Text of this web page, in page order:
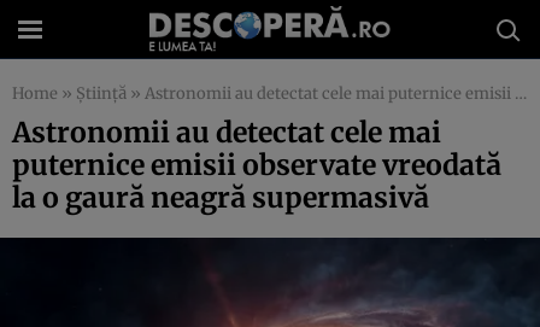
Home » Știință » Astronomii au detectat cele mai puternice emisii observate vreodată la o gaură neagră supermasivă
Astronomii au detectat cele mai
puternice emisii observate vreodată
la o gaură neagră supermasivă